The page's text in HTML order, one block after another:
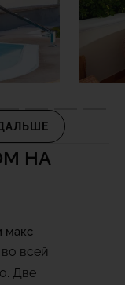
НА
макс
всей
Две